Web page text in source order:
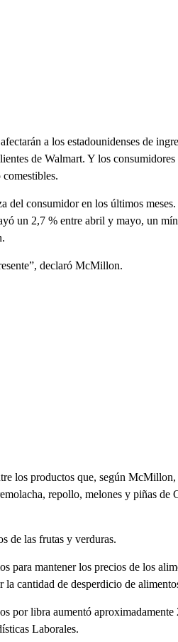
a los estadounidenses de
de Walmart. Y los
del consumidor en los últimos
un 2,7 % entre abril y mayo, un
declaró McMillon.
los productos que, según
repollo, melones y piñas de
de las frutas y verduras.
para mantener los precios de los
cantidad de desperdicio de
por libra aumentó aproximadamente
Laborales.